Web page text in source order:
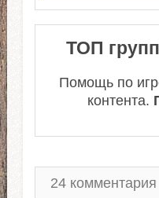
ТОП
Помощь по
контента.